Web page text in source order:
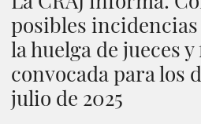
posibles
la huelga de jueces
convocada para los
julio de 2025